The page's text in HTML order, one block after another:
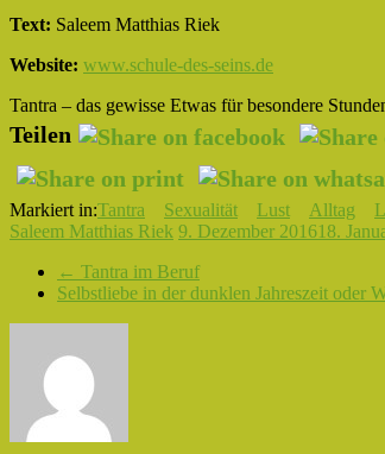
Text: Saleem Matthias Riek
Website: www.schule-des-seins.de
Tantra – das gewisse Etwas für besondere
Teilen
Markiert in:Tantra Sexualität Lust Alltag
Saleem Matthias Riek 9. Dezember 201618.
← Tantra im Beruf
Selbstliebe in der dunklen Jahreszeit oder